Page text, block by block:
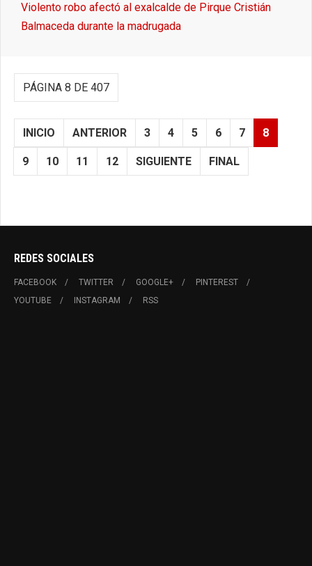
Violento robo afectó al exalcalde de Pirque Cristián
Balmaceda durante la madrugada
PÁGINA 8 DE 407
INICIO ANTERIOR 3 4 5 6 7 8
9 10 11 12 SIGUIENTE FINAL
REDES SOCIALES
FACEBOOK TWITTER GOOGLE+
PINTEREST
YOUTUBE
INSTAGRAM RSS